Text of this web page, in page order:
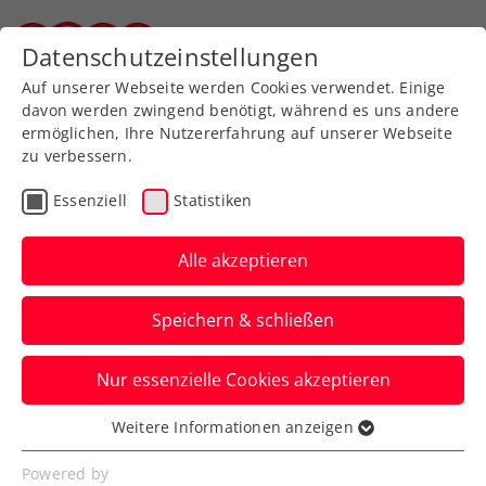
Zurück zur Newsübersicht
Verbands-Info
Generalversammlung mit
75-Jahr-Jubiläum
Der STTV feierte am 10. Februar 2020 im
Rahmen der ordentlichen
Generalversammlung mit seinen
Mitgliedsvereinen sowie viel Prominenz
aus Sport und Wirtschaft im Beisein von
über 200 Gästen im RLB-Headquarter in
Datenschutzeinstellungen
Auf unserer Webseite werden Cookies verwendet. Einige
davon werden zwingend benötigt, während es uns andere
ermöglichen, Ihre Nutzererfahrung auf unserer Webseite
zu verbessern.
Essenziell Statistiken
Alle akzeptieren
Speichern & schließen
Nur essenzielle Cookies akzeptieren
Essenziell
Essenzielle Cookies werden für grundlegende
Weitere Informationen anzeigen
Powered by